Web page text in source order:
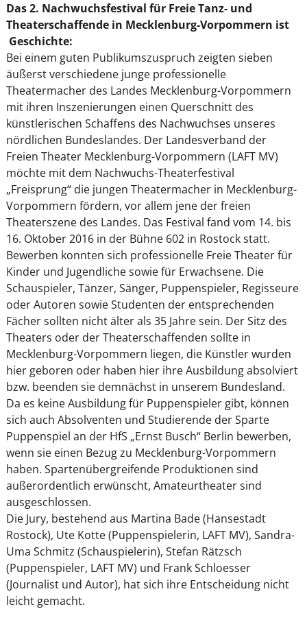
Das 2. Nachwuchsfestival für Freie Tanz- und
Theaterschaffende in Mecklenburg-Vorpommern ist
Geschichte:
Bei einem guten Publikumszuspruch zeigten sieben
äußerst verschiedene junge professionelle
Theatermacher des Landes Mecklenburg-Vorpommern
mit ihren Inszenierungen einen Querschnitt des
künstlerischen Schaffens des Nachwuchses unseres
nördlichen Bundeslandes. Der Landesverband der
Freien Theater Mecklenburg-Vorpommern (LAFT MV)
möchte mit dem Nachwuchs-Theaterfestival
„Freisprung“ die jungen Theatermacher in Mecklenburg-
Vorpommern fördern, vor allem jene der freien
Theaterszene des Landes. Das Festival fand vom 14. bis
16. Oktober 2016 in der Bühne 602 in Rostock statt.
Bewerben konnten sich professionelle Freie Theater für
Kinder und Jugendliche sowie für Erwachsene. Die
Schauspieler, Tänzer, Sänger, Puppenspieler, Regisseure
oder Autoren sowie Studenten der entsprechenden
Fächer sollten nicht älter als 35 Jahre sein. Der Sitz des
Theaters oder der Theaterschaffenden sollte in
Mecklenburg-Vorpommern liegen, die Künstler wurden
hier geboren oder haben hier ihre Ausbildung absolviert
bzw. beenden sie demnächst in unserem Bundesland.
Da es keine Ausbildung für Puppenspieler gibt, können
sich auch Absolventen und Studierende der Sparte
Puppenspiel an der HfS „Ernst Busch“ Berlin bewerben,
wenn sie einen Bezug zu Mecklenburg-Vorpommern
haben. Spartenübergreifende Produktionen sind
außerordentlich erwünscht, Amateurtheater sind
ausgeschlossen.
Die Jury, bestehend aus Martina Bade (Hansestadt
Rostock), Ute Kotte (Puppenspielerin, LAFT MV), Sandra-
Uma Schmitz (Schauspielerin), Stefan Rätzsch
(Puppenspieler, LAFT MV) und Frank Schloesser
(Journalist und Autor), hat sich ihre Entscheidung nicht
leicht gemacht.